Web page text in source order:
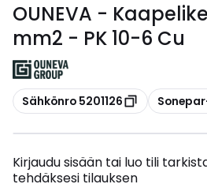
OUNEVA -
mm2 - PK 10-6 Cu
Kopioi
Sähkönro 5201126 Kopioi
Kirjaudu sisään tai luo tili
tehdäksesi tilauksen